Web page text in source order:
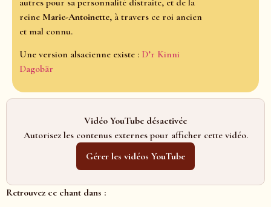
reine Marie-Antoinette, à travers ce roi ancien
et mal connu.
Une version alsacienne existe : D’r Kinni
Dagobär
Vidéo YouTube désactivée
Autorisez les contenus externes pour afficher cette vidéo.
Gérer les vidéos YouTube
Retrouvez ce chant dans :